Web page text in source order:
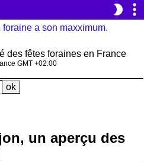
brightness_2 more_vert
des fêtes foraines en France
GMT +02:00
un aperçu des